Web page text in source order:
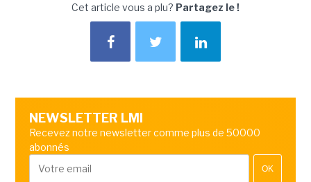
Cet article vous a plu? Partagez le !
NEWSLETTER LMI
Recevez notre newsletter comme plus de 50000
abonnés
OK